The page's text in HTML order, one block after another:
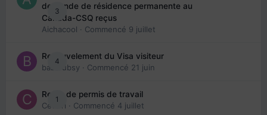
3
demande de résidence permanente au
Canada-CSQ reçus
Aichacool · Commencé 9 juillet
4
Renouvelement du Visa visiteur
babibubsy · Commencé 21 juin
1
Refus de permis de travail
Cedbri · Commencé 4 juillet